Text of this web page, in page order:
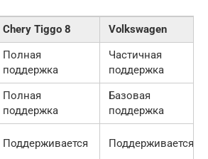
Chery Tiggo 8
Volkswagen
Полная
поддержка
Частичная
поддержка
Полная
поддержка
Базовая
поддержка
Поддерживается Поддерживается